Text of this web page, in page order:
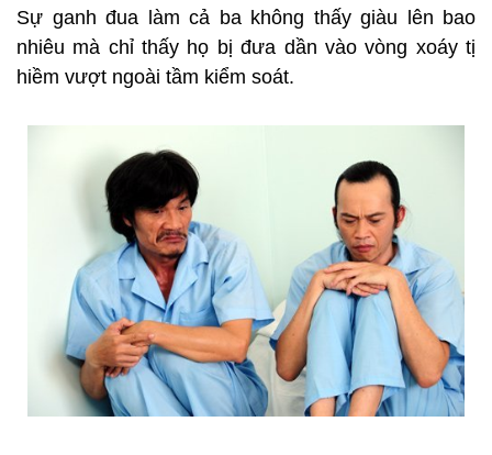
Sự ganh đua làm cả ba không thấy giàu lên bao
nhiêu mà chỉ thấy họ bị đưa dần vào vòng xoáy tị
hiềm vượt ngoài tầm kiểm soát.